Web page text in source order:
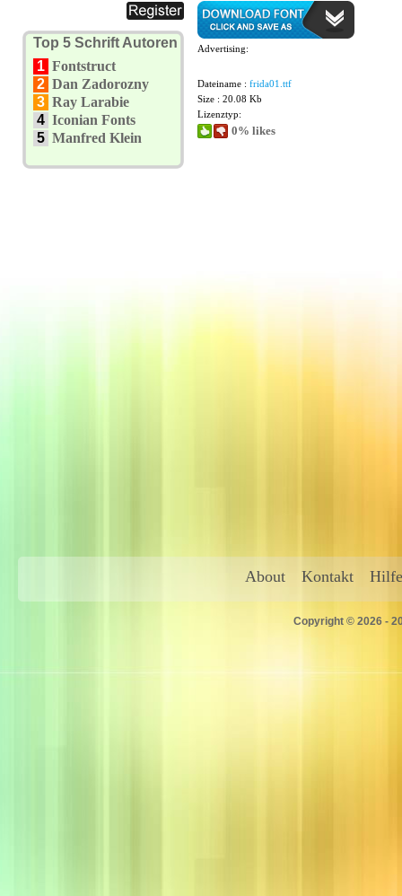
Top 5 Schrift Autoren
1 Fontstruct
2 Dan Zadorozny
3 Ray Larabie
4 Iconian Fonts
5 Manfred Klein
Advertising:
Dateiname : frida01.ttf
Size : 20.08 Kb
Lizenztyp:
0% likes
About Kontakt Hilfe
Copyright © 2026 -